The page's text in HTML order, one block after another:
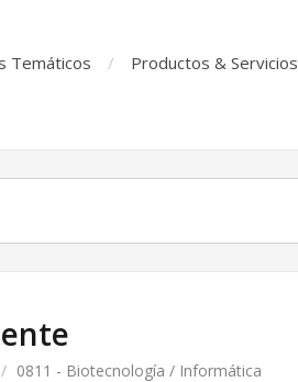
Temáticos Productos & Servicios
/ 0811 - Biotecnología / Informática